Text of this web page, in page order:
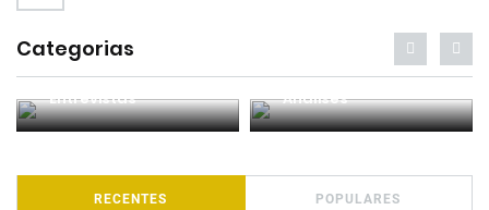
Categorias
Entrevistas Análises
RECENTES POPULARES